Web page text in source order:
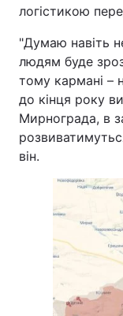
логістикою
"Думаю навіть
людям буде
тому кармані –
до кінця року
Мирнограда, в
він.